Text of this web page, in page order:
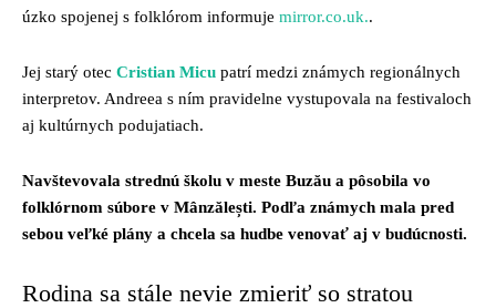
úzko spojenej s folklórom informuje mirror.co.uk..
Jej starý otec Cristian Micu patrí medzi známych regionálnych
interpretov. Andreea s ním pravidelne vystupovala na festivaloch
aj kultúrnych podujatiach.
Navštevovala strednú školu v meste Buzău a pôsobila vo
folklórnom súbore v Mânzălești. Podľa známych mala pred
sebou veľké plány a chcela sa hudbe venovať aj v budúcnosti.
Rodina sa stále nevie zmieriť so stratou